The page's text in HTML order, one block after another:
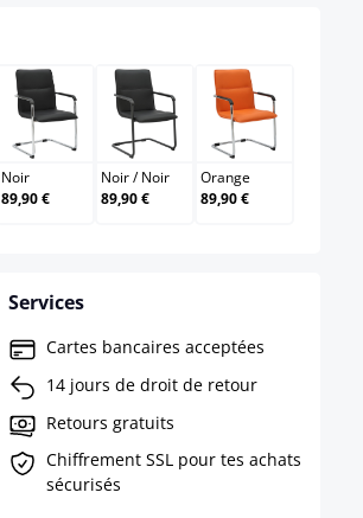
Noir
Noir
89,90 €
Noir / Noir
Noir/Noir
89,90 €
Orange
Orange
89,90 €
Services
Cartes bancaires acceptées
14 jours de droit de retour
Retours gratuits
Chiffrement SSL pour tes achats
sécurisés